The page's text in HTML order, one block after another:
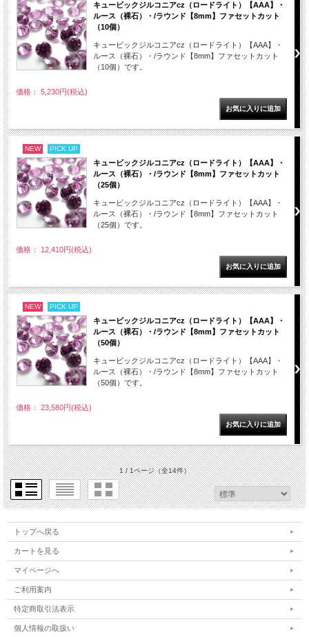
キュービックジルコニアcz（ロードライト）【AAA】・
ルース（裸石）・/ラウンド【8mm】ファセットカット
（10個）
キュービックジルコニアcz（ロードライト）【AAA】・
ルース（裸石）・/ラウンド【8mm】ファセットカット
（10個）です。
価格： 5,230円(税込)
NEW PICK UP
キュービックジルコニアcz（ロードライト）【AAA】・
ルース（裸石）・/ラウンド【8mm】ファセットカット
（25個）
キュービックジルコニアcz（ロードライト）【AAA】・
ルース（裸石）・/ラウンド【8mm】ファセットカット
（25個）です。
価格： 12,410円(税込)
NEW PICK UP
キュービックジルコニアcz（ロードライト）【AAA】・
ルース（裸石）・/ラウンド【8mm】ファセットカット
（50個）
キュービックジルコニアcz（ロードライト）【AAA】・
ルース（裸石）・/ラウンド【8mm】ファセットカット
（50個）です。
価格： 23,580円(税込)
1 / 1ページ（全14件）
トップへ戻る
カートを見る
マイページへ
ご利用案内
特定商取引法表示
個人情報の取扱い